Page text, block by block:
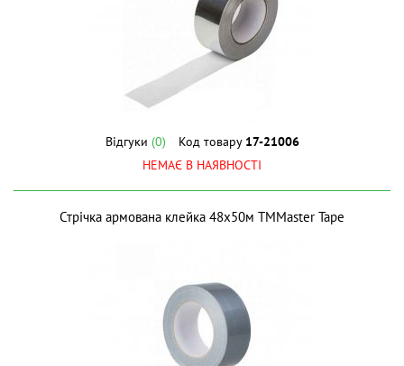
Відгуки (0) Код товару 17-21006
НЕМАЄ В НАЯВНОСТІ
Стрічка армована клейка 48х50м ТМMaster Tape